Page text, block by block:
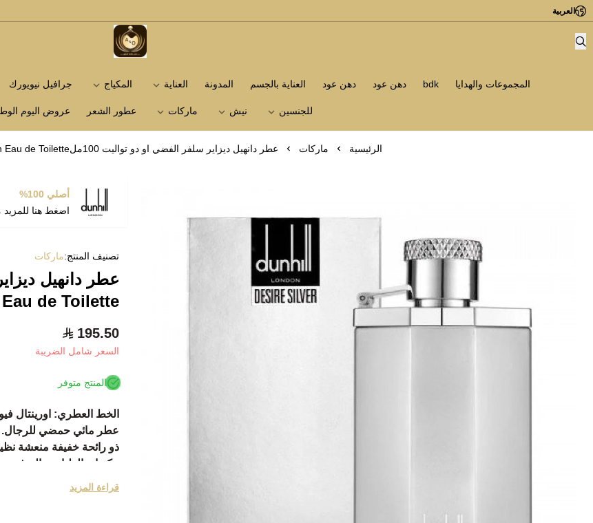
العربية
متجر عاشق العطور
المجموعات والهدايا bdk دهن عود دهن عود العناية بالجسم المدونة العناية المكياج جرافيل نيويورك
للجنسين نيش ماركات عطور الشعر عروض اليوم
الرئيسية ماركات عطر دانهيل ديزاير سلفر الفضي او دو تواليت 100ملDunhill Desire Silver for Men Eau de Toilette
أصلي 100%
اضغط هنا
تصنيف المنتج:ماركات
de Toilette
195.50
السعر شامل الضريبة
المنتج متوفر
الخط العطري: اورينتال
عطر مائي حمضي للرجال.
ذو رائحة خفيفة منعشة
مكوناته العليا هي
مكوناته المتوسطة هي
مكوناته الأساسية هي
قراءة المزيد